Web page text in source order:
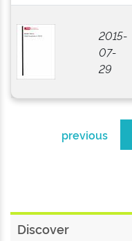
2015-
07-
29
previous
Discover